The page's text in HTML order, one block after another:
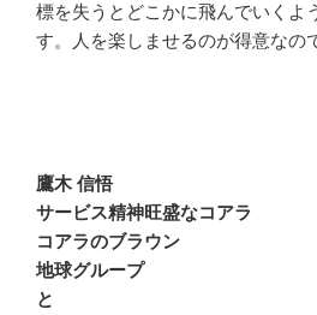
標を失うとどこかに飛んでいくよ
す。人を楽しませるのが得意なの
鷹木 信悟
サービス精神旺盛なコアラ
コアラのブラウン
地球グループ
と